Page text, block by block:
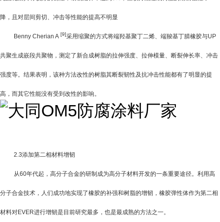
降，且对层间剪切、冲击等性能的提高不明显
Benny Cherian A [9]采用缩聚的方式将端羟基聚丁二烯、端羧基丁腈橡胶与UP
共聚生成嵌段共聚物，测定了新合成树脂的拉伸强度、拉伸模量、断裂伸长率、冲击
强度等。结果表明，该种方法改性的树脂其断裂韧性及抗冲击性能都有了明显的提
高，而其它性能没有受到改性的影响。
2.3添加第二相材料增韧
从60年代起，高分子合金的研制成为高分子材料开发的一条重要途径。利用高
分子合金技术，人们成功地实现了橡胶的补强和树脂的增韧，橡胶弹性体作为第二相
材料对EVER进行增韧是目前研究最多，也是最成熟的方法之一。